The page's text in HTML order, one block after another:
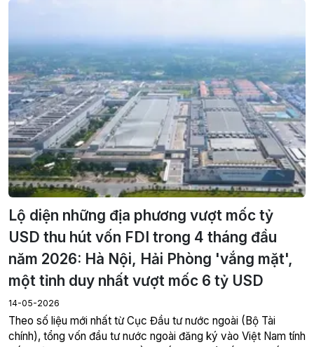
Lộ diện những địa phương vượt mốc tỷ
USD thu hút vốn FDI trong 4 tháng đầu
năm 2026: Hà Nội, Hải Phòng 'vắng mặt',
một tỉnh duy nhất vượt mốc 6 tỷ USD
14-05-2026
Theo số liệu mới nhất từ Cục Đầu tư nước ngoài (Bộ Tài
chính), tổng vốn đầu tư nước ngoài đăng ký vào Việt Nam tính